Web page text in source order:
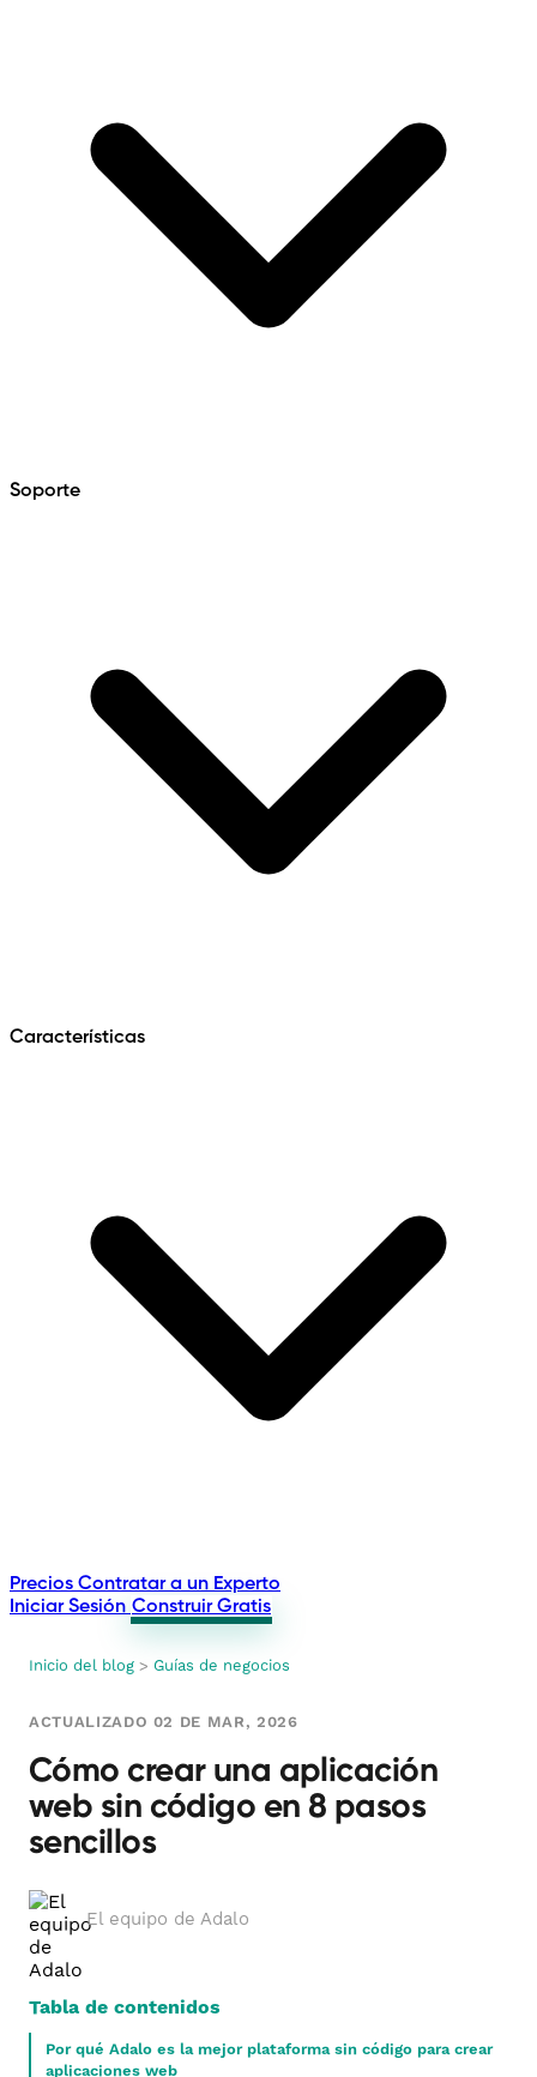
Soporte
Características
Precios Contratar a un Experto
Iniciar Sesión Construir Gratis
Inicio del blog > Guías de negocios
ACTUALIZADO 02 DE MAR, 2026
Cómo crear una aplicación
web sin código en 8 pasos
sencillos
El equipo de Adalo
Tabla de contenidos
Por qué Adalo es la mejor plataforma sin código para crear
aplicaciones web